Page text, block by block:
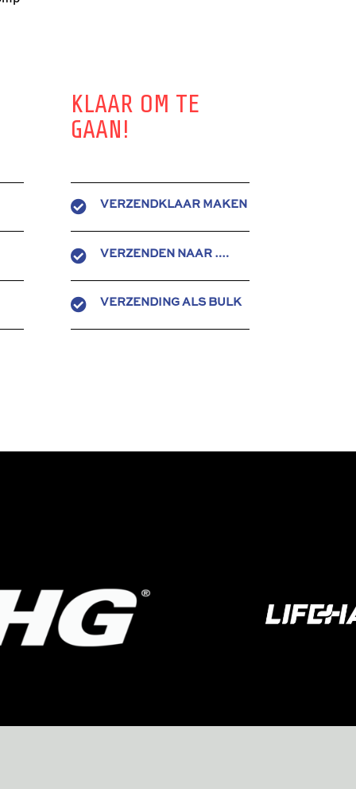
KLAAR OM TE
GAAN!
 VERZENDKLAAR MAKEN
 VERZENDEN NAAR ….
 VERZENDING ALS BULK